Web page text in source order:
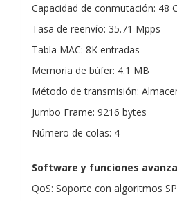
Capacidad de conmutación: 48
Tasa de reenvío: 35.71 Mpps
Tabla MAC: 8K entradas
Memoria de búfer: 4.1 MB
Método de transmisión:
Jumbo Frame: 9216 bytes
Número de colas: 4
Software y funciones
QoS: Soporte con algoritmos